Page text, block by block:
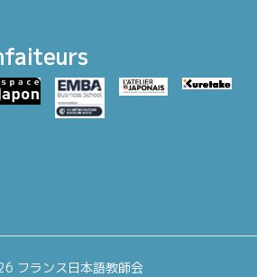
フランス日本語教師会